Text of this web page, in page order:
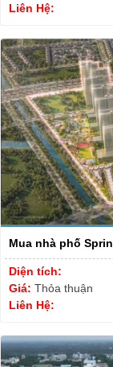
Liên Hệ:
Mua nhà phố
Diện tích:
Giá: Thỏa thuận
Liên Hệ: